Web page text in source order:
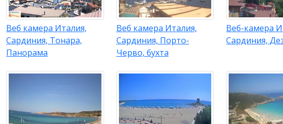
Веб камера Италия,
Сардиния, Тонара,
Панорама
Веб камера Италия,
Сардиния, Порто-
Черво, бухта
Веб-камера
Сардиния,